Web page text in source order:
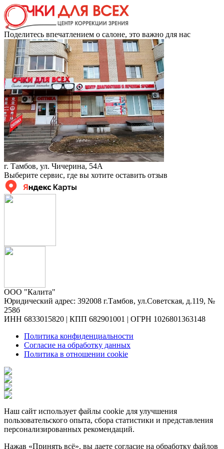
Поделитесь впечатлением о салоне, это важно для нас
г. Тамбов, ул. Чичерина, 54А
Выберите сервис, где вы хотите оставить отзыв
ООО "Калита"
Юридический адрес: 392008 г.Тамбов, ул.Советская, д.119, №
258б
ИНН 6833015820 | КПП 682901001 | ОГРН 1026801363148
Политика конфиденциальности
Согласие на обработку данных
Политика в отношении cookie
Наш сайт использует файлы cookie для улучшения
пользовательского опыта, сбора статистики и представления
персонализированных рекомендаций.
Нажав «Принять всё», вы даете согласие на обработку файлов